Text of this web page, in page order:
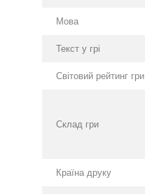
Мова
Текст у грі
Світовий рейтинг гри
Склад гри
Країна друку